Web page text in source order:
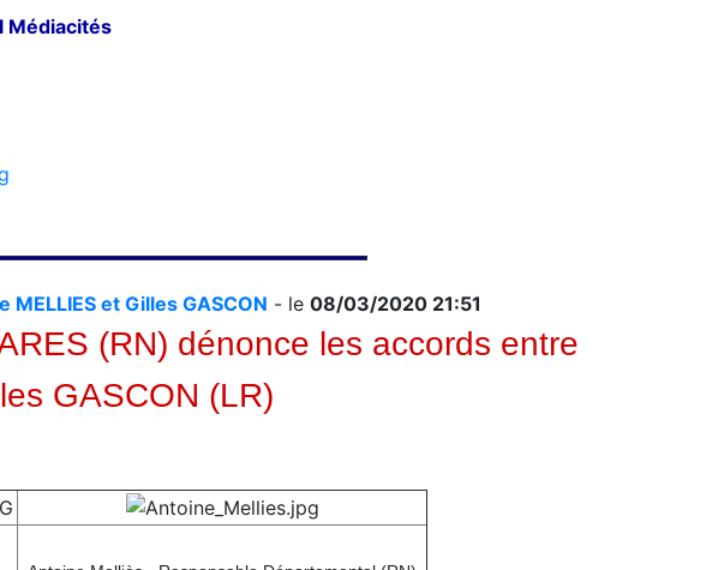
Médiacités
et Gilles GASCON - le 08/03/2020 21:51
(RN) dénonce les accords entre
GASCON (LR)